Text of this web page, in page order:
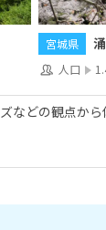
宮城県
人口
などの観点か